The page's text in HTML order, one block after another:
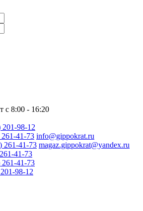
с 8:00 - 16:20
201-98-12
41-73 info@gippokrat.ru
261-41-73 magaz.gippokrat@yandex.ru
41-73
261-41-73
98-12